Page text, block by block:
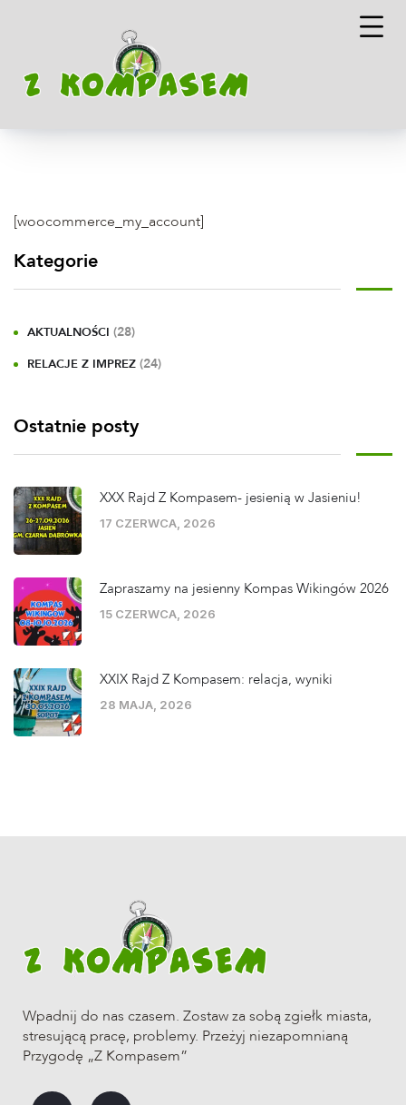
[woocommerce_my_account]
Kategorie
AKTUALNOŚCI (28)
RELACJE Z IMPREZ (24)
Ostatnie posty
XXX Rajd Z Kompasem- jesienią w Jasieniu!
17 CZERWCA, 2026
Zapraszamy na jesienny Kompas Wikingów 2026
15 CZERWCA, 2026
XXIX Rajd Z Kompasem: relacja, wyniki
28 MAJA, 2026
Wpadnij do nas czasem. Zostaw za sobą zgiełk miasta,
stresującą pracę, problemy. Przeżyj niezapomnianą
Przygodę „Z Kompasem”